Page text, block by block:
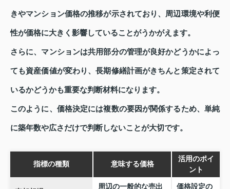
きやマンション価格の推移が示されており、周辺環境や利便
性が価格に大きく影響していることがうかがえます。
さらに、マンションは共用部分の管理が良好かどうかによっ
ても資産価値が変わり、長期修繕計画がきちんと策定されて
いるかどうかも重要な判断材料になります。
このように、価格決定には複数の要因が関係するため、単純
に築年数や広さだけで判断しないことが大切です。
指標の種類 意味する価格
活用のポイ
ント
周辺の一般的な売出 価格設定の